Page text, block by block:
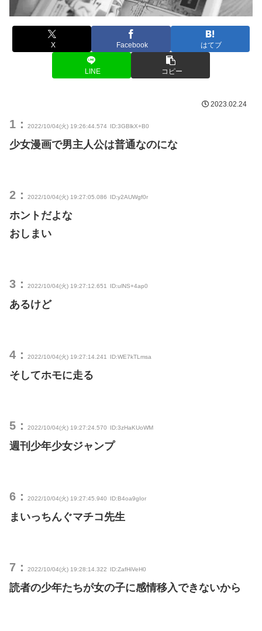
X Facebook はてブ
LINE コピー
2023.02.24
1： 2022/10/04(火) 19:26:44.574 ID:3GBlkX+B0
少女漫画で男主人公は普通なのにな
2： 2022/10/04(火) 19:27:05.086 ID:y2AUWgf0r
ホントだよな
おしまい
3： 2022/10/04(火) 19:27:12.651 ID:ulNS+4ap0
あるけど
4： 2022/10/04(火) 19:27:14.241 ID:WE7kTLmsa
そしてホモに走る
5： 2022/10/04(火) 19:27:24.570 ID:3zHaKUoWM
週刊少年少女ジャンプ
6： 2022/10/04(火) 19:27:45.940 ID:B4oa9gIor
まいっちんぐマチコ先生
7： 2022/10/04(火) 19:28:14.322 ID:ZafHiVeH0
読者の少年たちが女の子に感情移入できないから